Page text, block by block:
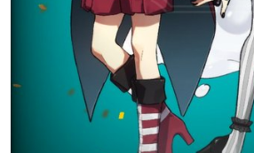
【FGO】アズライール周年としては
とで見せ場は来るんだろうけどキ
【画像】影山優佳さん(25)、下着姿